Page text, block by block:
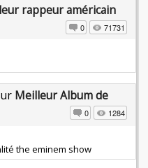
rappeur américain
0 71731
Meilleur Album de
0 1284
the eminem show